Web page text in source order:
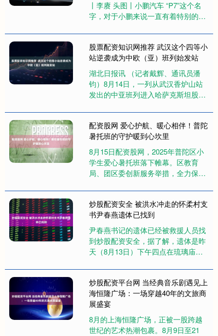
丨李赓 头图丨小鹏汽车 “P7”这个名
字，对于小鹏来说一直有着特别的意
二款产品，不仅曾为....
股票配资知识网推荐 武汉这个四等小
站逆袭成为中欧（亚）班列始发站
湖北日报讯 （记者戴辉、通讯员潘
钧）8月14日，一列从武汉香炉山站
发出的中亚班列进入哈萨克斯坦股票
箱的货物为汽车散件，从安徽....
配资股网 爱心护航、暖心相伴！普陀
暑托班的守护暖到心坎里
8月15日配资股网，2025年普陀区小
学生爱心暑托班落下帷幕。区教育
局、团区委创新服务举措，全力保
点位的爱心教师不畏高温酷暑，持....
炒股配资安全 被洪水冲走的怀柔村支
书尹春燕遗体已找到
尹春燕书记的遗体已经被救援人员找
到炒股配资安全，据了解，遗体是昨
天（8月13日）下午四点在琉璃庙镇
安全，目前已经确认是尹春燕书记....
炒股配资平台网 当经典音乐剧遇见上
海恒隆广场：一场穿越40年的文旅商
展盛宴
8月的上海恒隆广场，正被一股跨越
世纪的艺术热潮包裹。8月9日至21